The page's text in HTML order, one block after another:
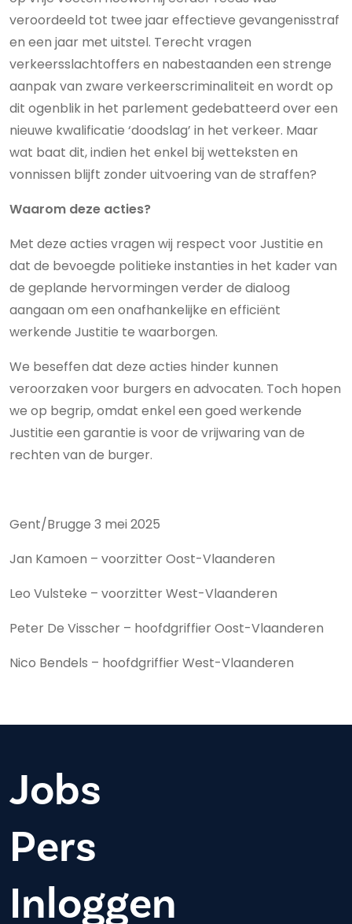
veroordeeld tot twee jaar effectieve gevangenisstraf
en een jaar met uitstel. Terecht vragen
verkeersslachtoffers en nabestaanden een strenge
aanpak van zware verkeerscriminaliteit en wordt op
dit ogenblik in het parlement gedebatteerd over een
nieuwe kwalificatie ‘doodslag’ in het verkeer. Maar
wat baat dit, indien het enkel bij wetteksten en
vonnissen blijft zonder uitvoering van de straffen?
Waarom deze acties?
Met deze acties vragen wij respect voor Justitie en
dat de bevoegde politieke instanties in het kader van
de geplande hervormingen verder de dialoog
aangaan om een onafhankelijke en efficiënt
werkende Justitie te waarborgen.
We beseffen dat deze acties hinder kunnen
veroorzaken voor burgers en advocaten. Toch hopen
we op begrip, omdat enkel een goed werkende
Justitie een garantie is voor de vrijwaring van de
rechten van de burger.
Gent/Brugge 3 mei 2025
Jan Kamoen – voorzitter Oost-Vlaanderen
Leo Vulsteke – voorzitter West-Vlaanderen
Peter De Visscher – hoofdgriffier Oost-Vlaanderen
Nico Bendels – hoofdgriffier West-Vlaanderen
Jobs
Pers
Inloggen